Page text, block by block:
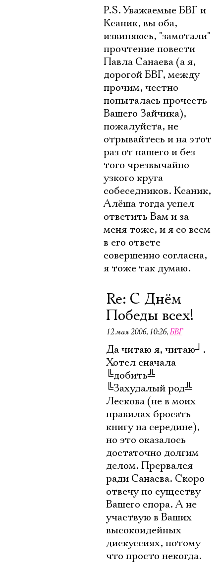
P.S. Уважаемые БВГ и
Ксаник, вы оба,
извиняюсь, "замотали"
прочтение повести
Павла Санаева (а я,
дорогой БВГ, между
прочим, честно
попыталась прочесть
Вашего Зайчика),
пожалуйста, не
отрывайтесь и на этот
раз от нашего и без
того чрезвычайно
узкого круга
собеседников. Ксаник,
Алёша тогда успел
ответить Вам и за
меня тоже, и я со всем
в его ответе
совершенно согласна,
я тоже так думаю.
Re: С Днём
Победы всех!
12 мая 2006, 10:26,БВГ
Да читаю я, читаю┘ .
Хотел сначала
╚добить╩
╚Захудалый род╩
Лескова (не в моих
правилах бросать
книгу на середине),
но это оказалось
достаточно долгим
делом. Прервался
ради Санаева. Скоро
отвечу по существу
Вашего спора. А не
участвую в Ваших
высокоидейных
дискуссиях, потому
что просто некогда.